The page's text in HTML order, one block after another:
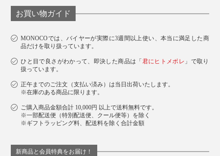
「薬用スカルプトリートメント」は、容量300ml。1回
あたり約5mlを使うとして、約2ヵ月はもつ計算です。
これからは、毎晩のお風呂や、朝のシャワー時に、
お買い物ガイド
MONOCOでは、バイヤーが実際に3週間以上使い、本当に満足した商
品だけを取り扱っています。
ひと目で良さがわかって、即決した商品は「 君にヒトメボレ 」で取り
扱っています。
正午までのご注文（支払い済み）は当日出荷いたします。
※在庫のある商品に限ります。
ご購入商品金額合計 10,000円 以上で送料無料です。
※一部配送便（特別配送便、クール便等）を除く
※ギフトラッピング料、配送料を除く合計金額
新商品と会員特典をお届け！